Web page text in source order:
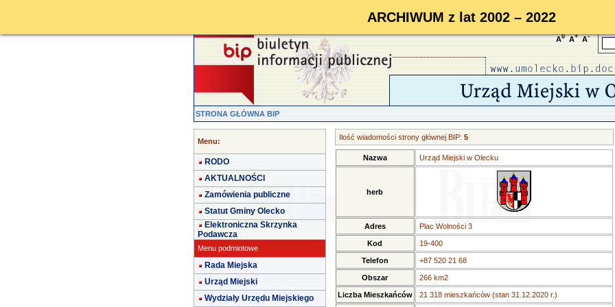
ARCHIWUM z lat 2002 – 2022
A0 A+ A-
STRONA GŁÓWNA BIP
Menu:
RODO
AKTUALNOŚCI
Zamówienia publiczne
Statut Gminy Olecko
Elektroniczna Skrzynka
Podawcza
Menu podmiotowe
Rada Miejska
Urząd Miejski
Wydziały Urzędu Miejskiego
Ilość wiadomości strony głównej BIP: 5
Nazwa Urząd Miejski w Olecku
herb
Adres Plac Wolności 3
Kod 19-400
Telefon +87 520 21 68
Obszar 266 km2
Liczba Mieszkańców 21 318 mieszkańców (stan 31.12.2020 r.)